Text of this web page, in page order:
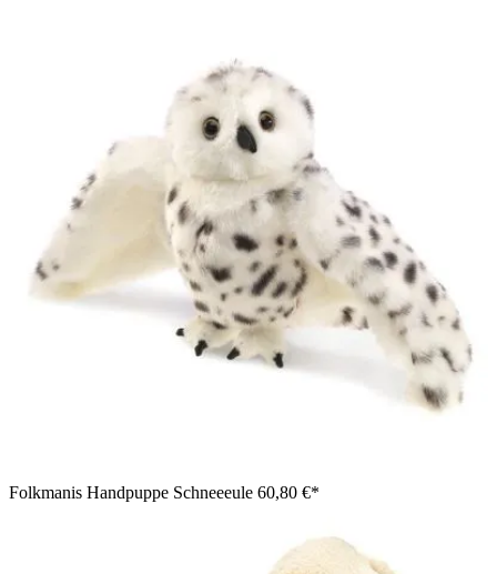
Folkmanis Handpuppe Schneeeule 60,80 €*